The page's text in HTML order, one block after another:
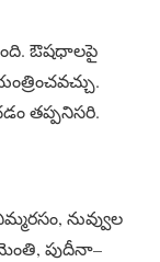
ఔషధాలపై
తప్పనిసరి.
నువ్వుల
పుదీనా–